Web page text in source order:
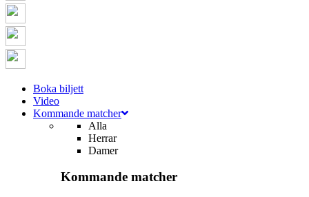
Boka biljett
Video
Kommande matcher
Alla
Herrar
Damer
Kommande matcher